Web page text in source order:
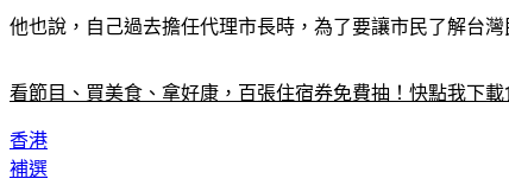
他也說，自己過去擔任代理市長時，為了要讓市民了解台
看節目、買美食、拿好康，百張住宿券免費抽！快點我下載
香港
補選